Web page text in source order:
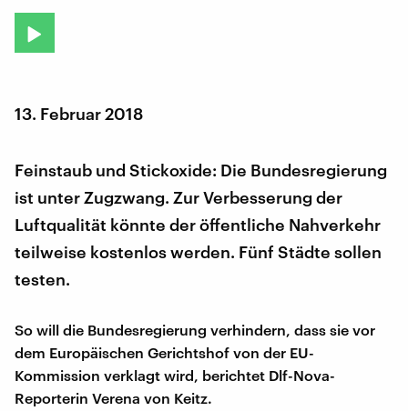
13. Februar 2018
Feinstaub und Stickoxide: Die Bundesregierung
ist unter Zugzwang. Zur Verbesserung der
Luftqualität könnte der öffentliche Nahverkehr
teilweise kostenlos werden. Fünf Städte sollen
testen.
So will die Bundesregierung verhindern, dass sie vor
dem Europäischen Gerichtshof von der EU-
Kommission verklagt wird, berichtet Dlf-Nova-
Reporterin Verena von Keitz.